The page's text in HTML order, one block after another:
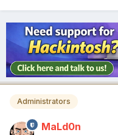
Administrators
MaLd0n